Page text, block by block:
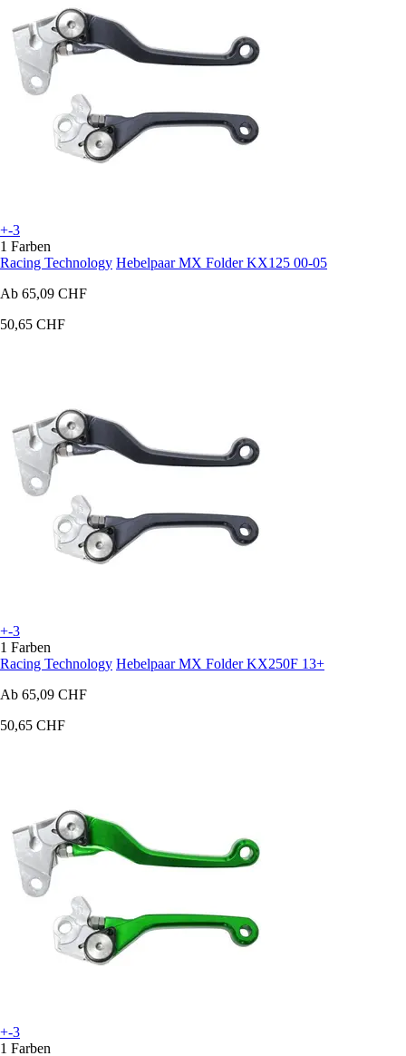
+-3
1 Farben
Racing Technology Hebelpaar MX Folder KX125 00-05
Ab 65,09 CHF
50,65 CHF
+-3
1 Farben
Racing Technology Hebelpaar MX Folder KX250F 13+
Ab 65,09 CHF
50,65 CHF
+-3
1 Farben